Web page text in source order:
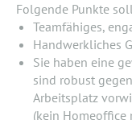
Folgende Punkte
Teamfähiges,
Handwerkliches
Sie haben eine
sind robust
Arbeitsplatz
(kein Homeoffice